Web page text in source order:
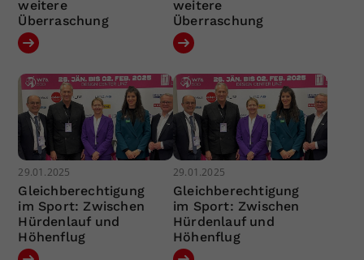
weitere
Überraschung
weitere
Überraschung
29.01.2025
Gleichberechtigung
im Sport: Zwischen
Hürdenlauf und
Höhenflug
29.01.2025
Gleichberechtigung
im Sport: Zwischen
Hürdenlauf und
Höhenflug